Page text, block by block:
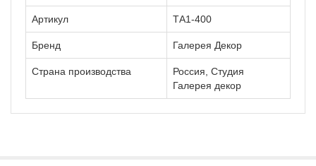
Артикул ТА1-400
Бренд Галерея Декор
Страна производства
Россия, Студия
Галерея декор